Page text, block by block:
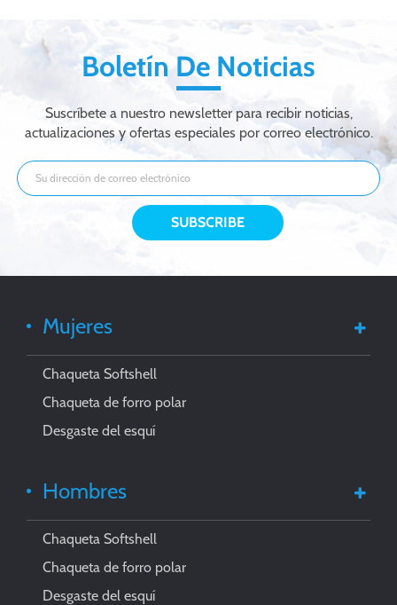
del softshell
impermeable de la
manera
Boletín De Noticias
Suscríbete a nuestro newsletter para recibir noticias,
actualizaciones y ofertas especiales por correo electrónico.
Mujeres
Chaqueta Softshell
Chaqueta de forro polar
Desgaste del esquí
Hombres
Chaqueta Softshell
Chaqueta de forro polar
Desgaste del esquí